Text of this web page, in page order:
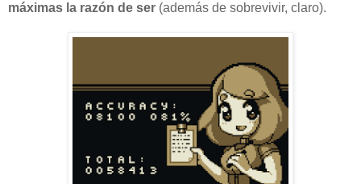
máximas la razón de ser (además de sobrevivir, claro).